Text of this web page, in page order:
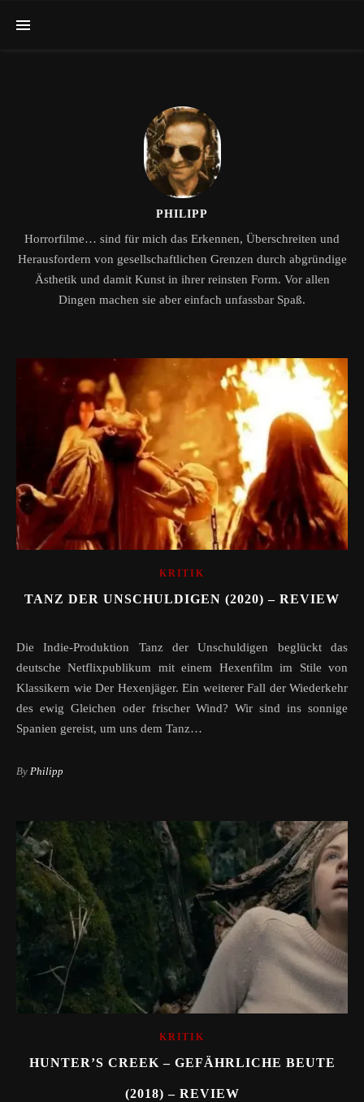
PHILIPP
Horrorfilme… sind für mich das Erkennen, Überschreiten und
Herausfordern von gesellschaftlichen Grenzen durch abgründige
Ästhetik und damit Kunst in ihrer reinsten Form. Vor allen
Dingen machen sie aber einfach unfassbar Spaß.
KRITIK
TANZ DER UNSCHULDIGEN (2020) – REVIEW
Die Indie-Produktion Tanz der Unschuldigen beglückt das
deutsche Netflixpublikum mit einem Hexenfilm im Stile von
Klassikern wie Der Hexenjäger. Ein weiterer Fall der Wiederkehr
des ewig Gleichen oder frischer Wind? Wir sind ins sonnige
Spanien gereist, um uns dem Tanz…
By Philipp
KRITIK
HUNTER’S CREEK – GEFÄHRLICHE BEUTE
(2018) – REVIEW